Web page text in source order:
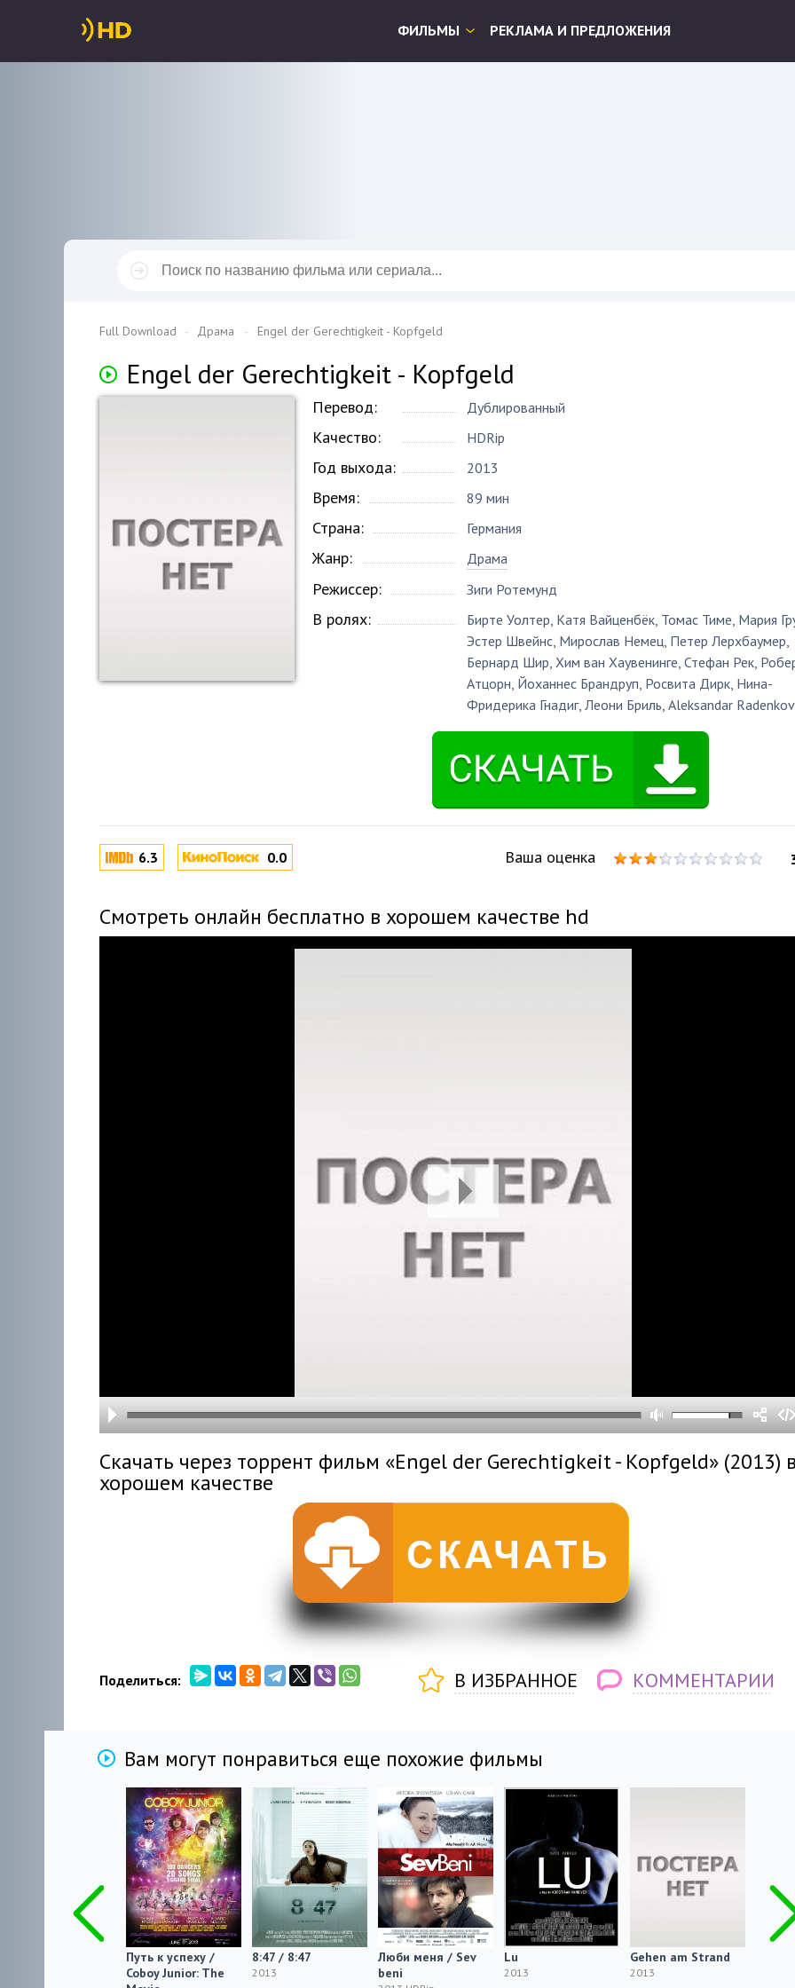
ФИЛЬМЫ РЕКЛАМА И ПРЕДЛОЖЕНИЯ
Full Download Драма Engel der Gerechtigkeit - Kopfgeld
Engel der Gerechtigkeit - Kopfgeld
Перевод: Дублированный
Качество: HDRip
Год выхода: 2013
Время: 89 мин
Страна: Германия
Жанр: Драма
Режиссер: Зиги Ротемунд
В ролях: Бирте Уолтер, Катя Вайценбёк, Томас Тиме, Мария
Эстер Швейнс, Мирослав Немец, Петер Лерхбаумер,
Бернард Шир, Хим ван Хаувенинге, Стефан Рек,
Атцорн, Йоханнес Брандруп, Росвита Дирк, Нина-
Фридерика Гнадиг, Леони Бриль, Aleksandar
6.3 0.0 Ваша оценка
Смотреть онлайн бесплатно в хорошем качестве hd
Скачать через торрент фильм «Engel der Gerechtigkeit - Kopfgeld» (2013)
хорошем качестве
Поделиться: В ИЗБРАННОЕ КОММЕНТАРИИ
Вам могут понравиться еще похожие фильмы
Путь к успеху /
Coboy Junior: The
8:47 / 8:47
2013
Люби меня / Sev
beni
Lu
2013
Gehen am Strand
2013